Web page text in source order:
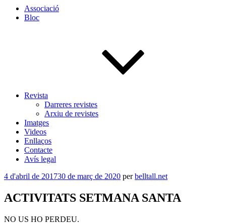
Associació
Bloc
Revista
Darreres revistes
Arxiu de revistes
Imatges
Videos
Enllaços
Contacte
Avís legal
Publicat
4 d'abril de 201730 de març de 2020 perbelltall.net
ACTIVITATS SETMANA SANTA
NO US HO PERDEU.